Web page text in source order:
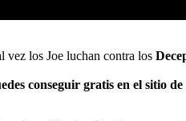
vez los Joe luchan contra los
conseguir gratis en el sitio